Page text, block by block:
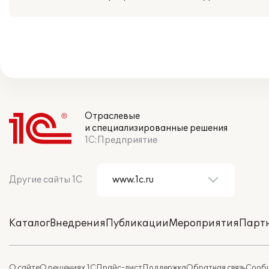
Отраслевые
и специализированные решения
1С:Предприятие
Другие сайты 1С
КаталогВнедренияПубликацииМероприятия